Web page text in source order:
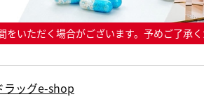
いただく場合がございます。予めご了承く
ラッグe-shop